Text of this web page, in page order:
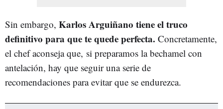
Sin embargo, Karlos Arguiñano tiene el truco
definitivo para que te quede perfecta. Concretamente,
el chef aconseja que, si preparamos la bechamel con
antelación, hay que seguir una serie de
recomendaciones para evitar que se endurezca.